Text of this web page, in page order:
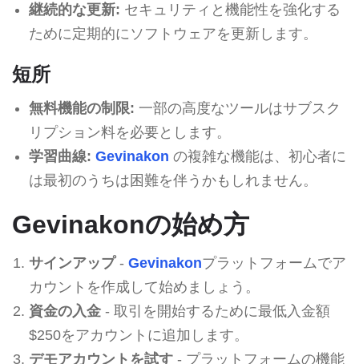
継続的な更新: セキュリティと機能性を強化する
ために定期的にソフトウェアを更新します。
短所
無料機能の制限: 一部の高度なツールはサブスク
リプション料を必要とします。
学習曲線: Gevinakon の複雑な機能は、初心者に
は最初のうちは困難を伴うかもしれません。
Gevinakonの始め方
サインアップ- Gevinakonプラットフォームでア
カウントを作成して始めましょう。
資金の入金- 取引を開始するために最低入金額
$250をアカウントに追加します。
デモアカウントを試す- プラットフォームの機能